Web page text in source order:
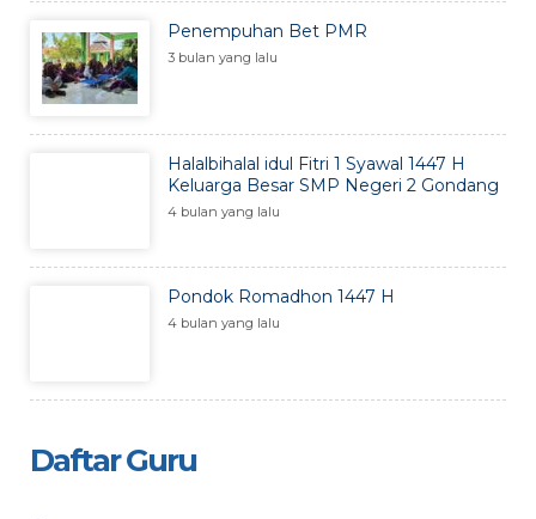
Penempuhan Bet PMR
3 bulan yang lalu
Halalbihalal idul Fitri 1 Syawal 1447 H
Keluarga Besar SMP Negeri 2 Gondang
4 bulan yang lalu
Pondok Romadhon 1447 H
4 bulan yang lalu
Daftar Guru